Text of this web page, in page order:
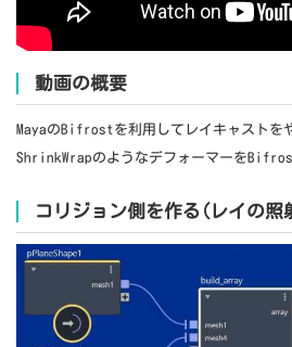
動画の概要
MayaのBifrostを利用してレイキャストを
ShrinkWrapのようなデフォーマーを
コリジョン側を作る(レイの照